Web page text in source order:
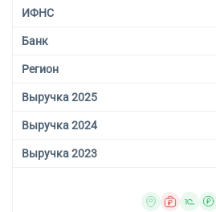
ИФНС
Банк
Регион
Выручка 2025
Выручка 2024
Выручка 2023